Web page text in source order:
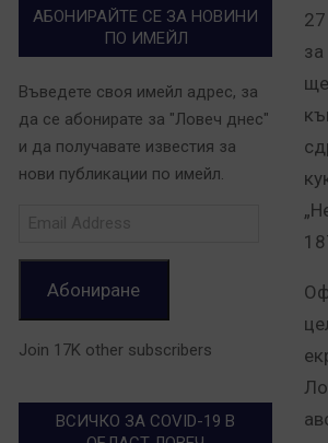
АБОНИРАЙТЕ СЕ ЗА НОВИНИ
ПО ИМЕЙЛ
Въведете своя имейл адрес, за
да се абонирате за "Ловеч днес"
и да получавате известия за
нови публикации по имейл.
Абониране
Join 17K other subscribers
ВСИЧКО ЗА COVID-19 В